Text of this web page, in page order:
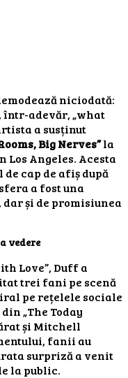
niciodată:
adevăr, „what
a susținut
Big Nerves”la
Angeles. Acesta
cap de afiș după
a fost una
și de promisiunea
vedere
Love”, Duff a
trei fani pe scenă
pe rețelele sociale
„The Today
și Mitchell
fanii au
surpriză a venit
la public.